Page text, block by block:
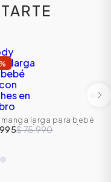
%
larga para bebé
broches en hombro
$ 75.990